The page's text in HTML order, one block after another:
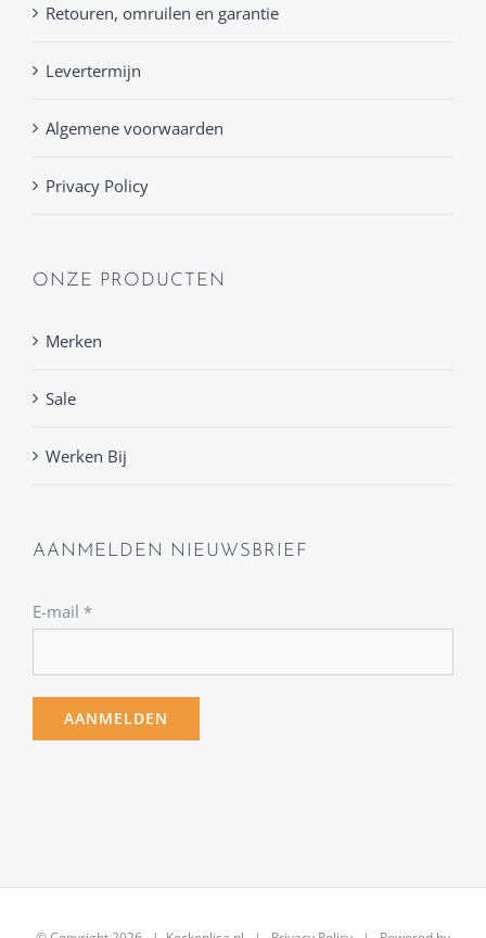
Retouren, omruilen en garantie
Levertermijn
Algemene voorwaarden
Privacy Policy
ONZE PRODUCTEN
Merken
Sale
Werken Bij
AANMELDEN NIEUWSBRIEF
E-mail *